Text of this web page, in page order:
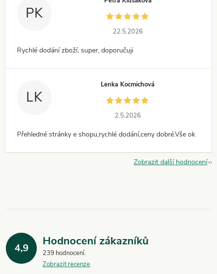
PK
22.5.2026
Rychlé dodání zboží, super, doporučuji
LK
Lenka Kocmichová
2.5.2026
Přehledné stránky e shopu,rychlé dodání,ceny dobré.Vše ok
Zobrazit další hodnocení
4,9 Hodnocení zákazníků
239 hodnocení
Zobrazit recenze